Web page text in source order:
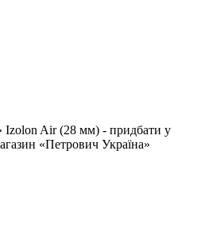
Izolon Air (28 мм) - придбати у
«Петрович Україна»